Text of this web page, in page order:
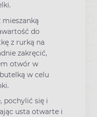
mieszanką
do
z rurką na
zakręcić,
otwór w
w celu
pochylić się i
usta otwarte i